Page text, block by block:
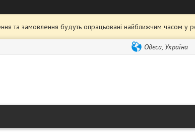
та замовлення будуть опрацьовані найближчим часом у
Одеса, Україна